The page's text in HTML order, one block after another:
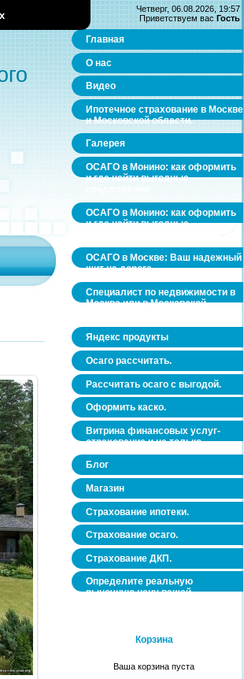
Четверг, 06.08.2026, 19:57
Приветствуем вас Гость
Главная
О нас
Видео
Ипотечное страхование в Москве
и Московской области.
Галерея
ОСАГО в Монино: как оформить
и где найти выгодные
ОСАГО в Монино: как оформить
и где найти выгодные
ОСАГО в Москве: Ваш надежный
щит на дороге
Специалист по недвижимости в
Москве или в Московской
Яндекс продукты
Осаго рассчитать.
Рассчитать осаго с выгодой.
Оформить каско.
Витрина финансовых услуг-
страхование и не только.
Блог
Магазин
Страхование ипотеки.
Страхование осаго.
Страхование ДКП.
Определите реальную
рыночную цену вашей
Корзина
Ваша корзина пуста